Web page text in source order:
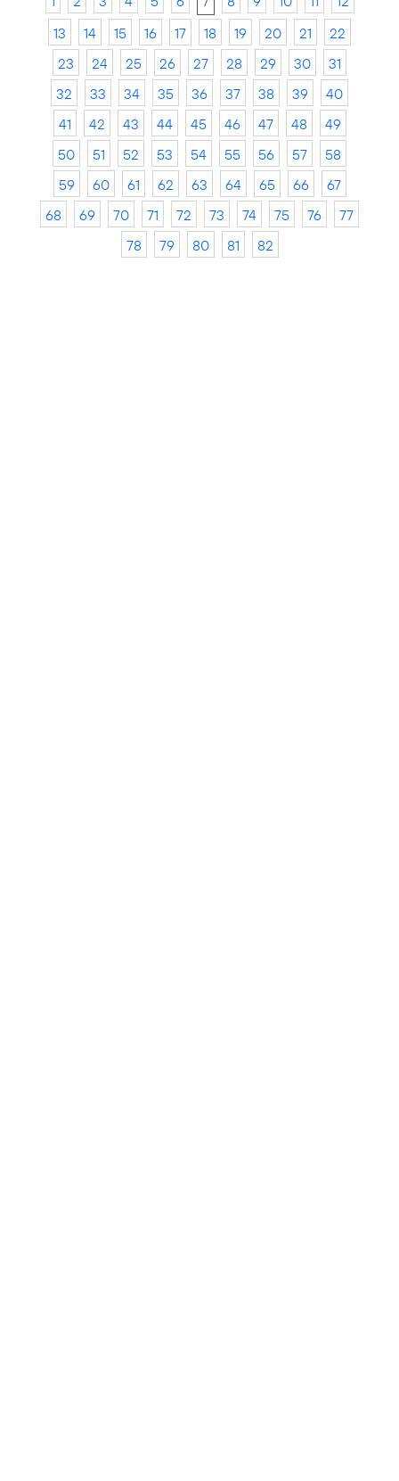
13
14 15 16 17 18 19 20 21
22
23
24 25 26 27 28 29 30
31
32
33 34 35 36 37 38 39
40
41
42 43 44 45 46 47 48
49
50
51 52 53 54 55 56 57
58
59
60 61 62 63 64 65 66
67
68
69 70 71 72 73 74 75 76
77
78
79 80 81 82